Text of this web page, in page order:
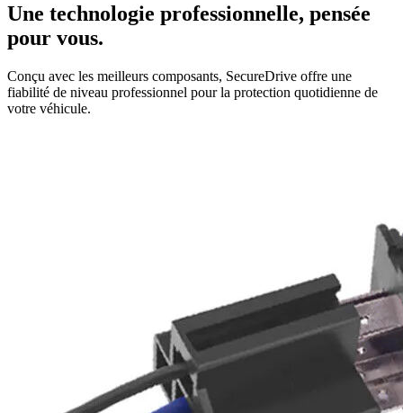
Une technologie professionnelle, pensée
pour vous.
Conçu avec les meilleurs composants, SecureDrive offre une
fiabilité de niveau professionnel pour la protection quotidienne de
votre véhicule.